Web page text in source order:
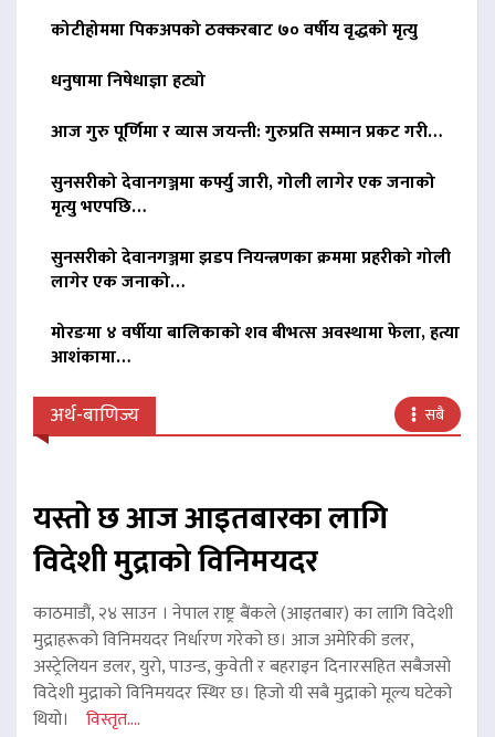
कोटीहोममा पिकअपको ठक्करबाट ७० वर्षीय वृद्धको मृत्यु
धनुषामा निषेधाज्ञा हट्यो
आज गुरु पूर्णिमा र व्यास जयन्ती: गुरुप्रति सम्मान प्रकट गरी…
सुनसरीको देवानगञ्जमा कर्फ्यु जारी, गोली लागेर एक जनाको
मृत्यु भएपछि…
सुनसरीको देवानगञ्जमा झडप नियन्त्रणका क्रममा प्रहरीको गोली
लागेर एक जनाको…
मोरङमा ४ वर्षीया बालिकाको शव बीभत्स अवस्थामा फेला, हत्या
आशंकामा…
अर्थ-बाणिज्य सबै
यस्तो छ आज आइतबारका लागि
विदेशी मुद्राको विनिमयदर
काठमाडौं, २४ साउन । नेपाल राष्ट्र बैंकले (आइतबार) का लागि विदेशी
मुद्राहरूको विनिमयदर निर्धारण गरेको छ। आज अमेरिकी डलर,
अस्ट्रेलियन डलर, युरो, पाउन्ड, कुवेती र बहराइन दिनारसहित सबैजसो
विदेशी मुद्राको विनिमयदर स्थिर छ। हिजो यी सबै मुद्राको मूल्य घटेको
थियो। विस्तृत....